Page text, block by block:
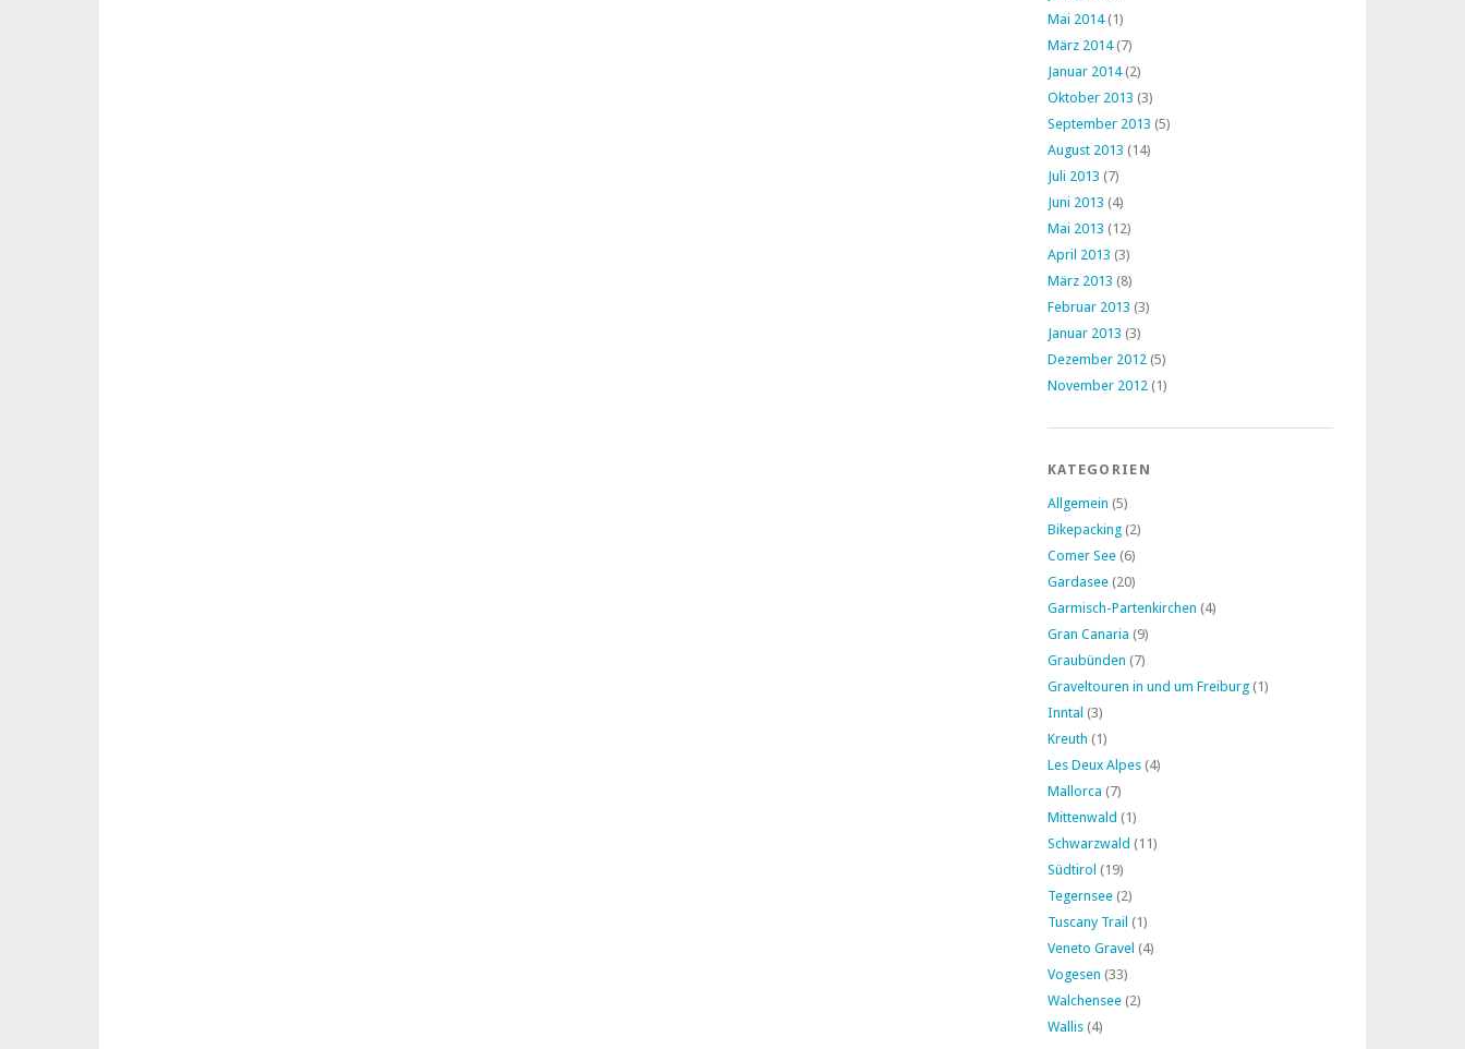
Mai 2014(1)
März 2014(7)
Januar 2014(2)
Oktober 2013 (3)
September 2013 (5)
August 2013 (14)
Juli 2013 (7)
Juni 2013 (4)
Mai 2013 (12)
April 2013 (3)
März 2013 (8)
Februar 2013 (3)
Januar 2013 (3)
Dezember 2012 (5)
November 2012 (1)
KATEGORIEN
Allgemein (5)
Bikepacking (2)
Comer See (6)
Gardasee (20)
Garmisch-Partenkirchen (4)
Gran Canaria (9)
Graubünden (7)
Graveltouren in und um Freiburg (1)
Inntal (3)
Kreuth (1)
Les Deux Alpes (4)
Mallorca (7)
Mittenwald (1)
Schwarzwald (11)
Südtirol (19)
Tegernsee (2)
Tuscany Trail (1)
Veneto Gravel (4)
Vogesen (33)
Walchensee (2)
Wallis (4)